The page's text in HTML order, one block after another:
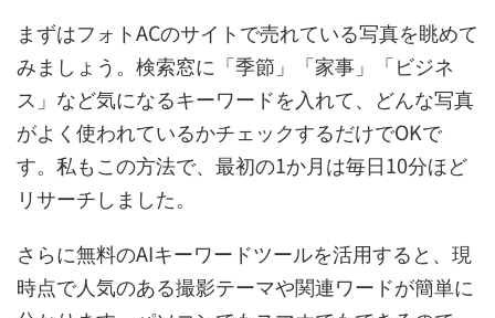
まずはフォトACのサイトで売れている写真を眺めて
みましょう。検索窓に「季節」「家事」「ビジネ
ス」など気になるキーワードを入れて、どんな写真
がよく使われているかチェックするだけでOKで
す。私もこの方法で、最初の1か月は毎日10分ほど
リサーチしました。
さらに無料のAIキーワードツールを活用すると、現
時点で人気のある撮影テーマや関連ワードが簡単に